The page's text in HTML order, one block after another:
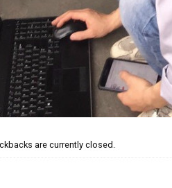
are currently closed.